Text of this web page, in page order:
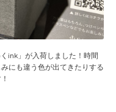
ink」が入荷しました！時間
にも違う色が出てきたりする